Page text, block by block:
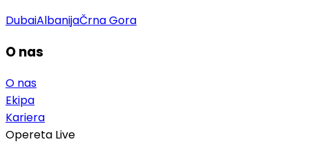
DubaiAlbanijaČrna Gora
O nas
O nas
Ekipa
Kariera
Opereta Live